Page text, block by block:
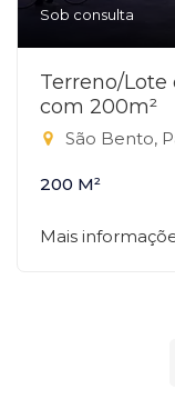
Sob consulta
Terreno/
com 200m²
São Bento,
200 M²
Mais